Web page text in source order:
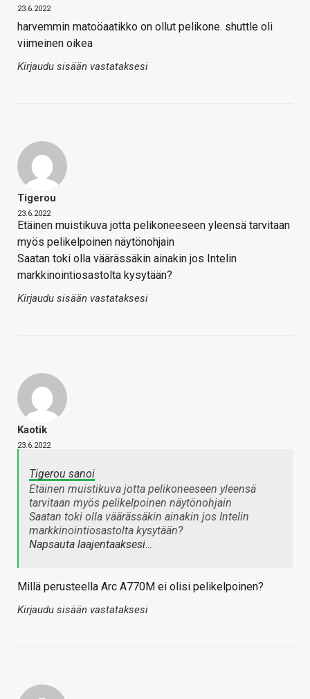
23.6.2022
harvemmin matoöaatikko on ollut pelikone. shuttle oli
viimeinen oikea
Kirjaudu sisään vastataksesi
Tigerou
23.6.2022
Etäinen muistikuva jotta pelikoneeseen yleensä tarvitaan
myös pelikelpoinen näytönohjain
Saatan toki olla väärässäkin ainakin jos Intelin
markkinointiosastolta kysytään?
Kirjaudu sisään vastataksesi
Kaotik
23.6.2022
Tigerou sanoi
Etäinen muistikuva jotta pelikoneeseen yleensä
tarvitaan myös pelikelpoinen näytönohjain
Saatan toki olla väärässäkin ainakin jos Intelin
markkinointiosastolta kysytään?
Napsauta laajentaaksesi…
Millä perusteella Arc A770M ei olisi pelikelpoinen?
Kirjaudu sisään vastataksesi